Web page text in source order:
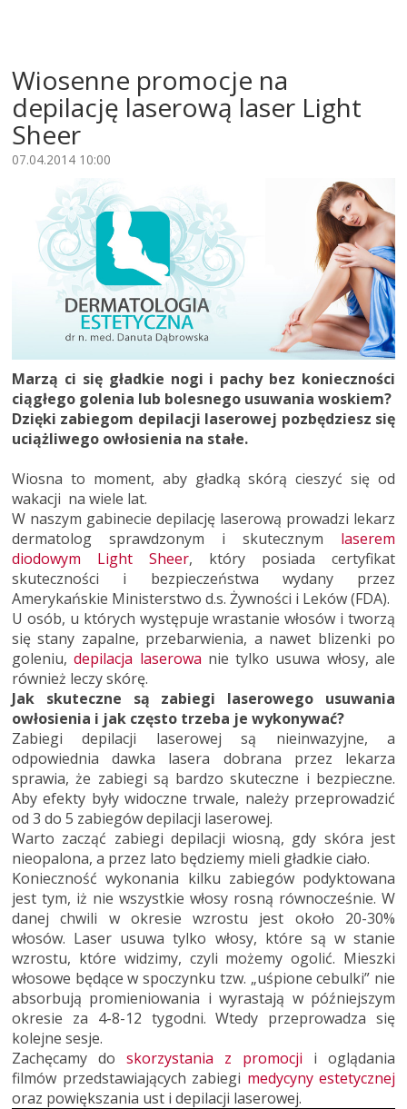
Wiosenne promocje na
depilację laserową laser Light
Sheer
07.04.2014 10:00
Marzą ci się gładkie nogi i pachy bez konieczności
ciągłego golenia lub bolesnego usuwania woskiem?
Dzięki zabiegom depilacji laserowej pozbędziesz się
uciążliwego owłosienia na stałe.
Wiosna to moment, aby gładką skórą cieszyć się od
wakacji na wiele lat.
W naszym gabinecie depilację laserową prowadzi lekarz
dermatolog sprawdzonym i skutecznym laserem
diodowym Light Sheer, który posiada certyfikat
skuteczności i bezpieczeństwa wydany przez
Amerykańskie Ministerstwo d.s. Żywności i Leków (FDA).
U osób, u których występuje wrastanie włosów i tworzą
się stany zapalne, przebarwienia, a nawet blizenki po
goleniu,depilacja laserowa nie tylko usuwa włosy, ale
również leczy skórę.
Jak skuteczne są zabiegi laserowego usuwania
owłosienia i jak często trzeba je wykonywać?
Zabiegi depilacji laserowej są nieinwazyjne, a
odpowiednia dawka lasera dobrana przez lekarza
sprawia, że zabiegi są bardzo skuteczne i bezpieczne.
Aby efekty były widoczne trwale, należy przeprowadzić
od 3 do 5 zabiegów depilacji laserowej.
Warto zacząć zabiegi depilacji wiosną, gdy skóra jest
nieopalona, a przez lato będziemy mieli gładkie ciało.
Konieczność wykonania kilku zabiegów podyktowana
jest tym, iż nie wszystkie włosy rosną równocześnie. W
danej chwili w okresie wzrostu jest około 20-30%
włosów. Laser usuwa tylko włosy, które są w stanie
wzrostu, które widzimy, czyli możemy ogolić. Mieszki
włosowe będące w spoczynku tzw. „uśpione cebulki” nie
absorbują promieniowania i wyrastają w późniejszym
okresie za 4-8-12 tygodni. Wtedy przeprowadza się
kolejne sesje.
Zachęcamy do skorzystania z promocji i oglądania
filmów przedstawiających zabiegi medycyny estetycznej
oraz powiększania ust i depilacji laserowej.